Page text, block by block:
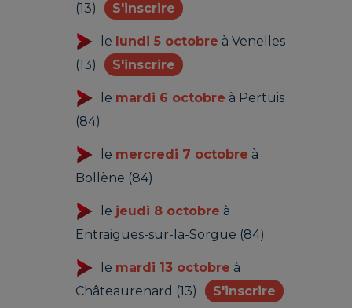
(13)
S'inscrire
le lundi 5 octobre à Venelles
(13)
S'inscrire
le mardi 6 octobre à Pertuis
(84)
le mercredi 7 octobre à
Bollène (84)
le jeudi 8 octobre à
Entraigues-sur-la-Sorgue (84)
le mardi 13 octobre à
Châteaurenard (13)
S'inscrire